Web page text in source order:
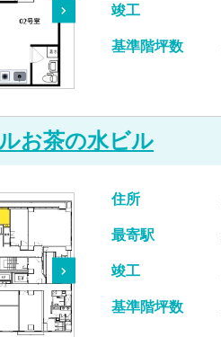
竣工
基準階坪数
お茶の水ビル
住所
最寄駅
竣工
基準階坪数